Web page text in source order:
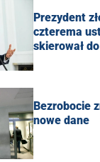
Prezydent
czterema
skierował
Bezrobocie
nowe dane